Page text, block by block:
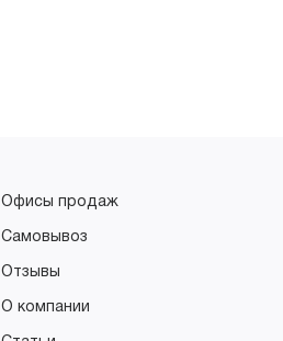
Офисы продаж
Самовывоз
Отзывы
О компании